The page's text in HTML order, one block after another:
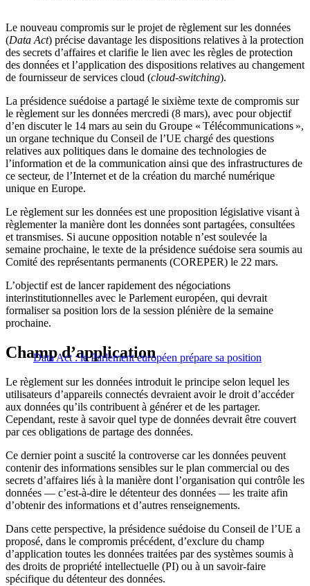
Le nouveau compromis sur le projet de règlement sur les données
(Data Act) précise davantage les dispositions relatives à la protection
des secrets d’affaires et clarifie le lien avec les règles de protection
des données et l’application des dispositions relatives au changement
de fournisseur de services cloud (cloud-switching).
La présidence suédoise a partagé le sixième texte de compromis sur
le règlement sur les données mercredi (8 mars), avec pour objectif
d’en discuter le 14 mars au sein du Groupe « Télécommunications »,
un organe technique du Conseil de l’UE chargé des questions
relatives aux politiques dans le domaine des technologies de
l’information et de la communication ainsi que des infrastructures de
ce secteur, de l’Internet et de la création du marché numérique
unique en Europe.
Le règlement sur les données est une proposition législative visant à
règlementer la manière dont les données sont partagées, consultées
et transmises. Si aucune opposition notable n’est soulevée la
semaine prochaine, le texte de la présidence suédoise sera soumis au
Comité des représentants permanents (COREPER) le 22 mars.
L’objectif est de lancer rapidement des négociations
interinstitutionnelles avec le Parlement européen, qui devrait
formaliser sa position lors de la session plénière de la semaine
prochaine.
Data Act : le Parlement européen prépare sa position
Champ d’application
Le règlement sur les données introduit le principe selon lequel les
utilisateurs d’appareils connectés devraient avoir le droit d’accéder
aux données qu’ils contribuent à générer et de les partager.
Cependant, reste à savoir quel type de données devrait être couvert
par ces obligations de partage des données.
Ce dernier point a suscité la controverse car les données peuvent
contenir des informations sensibles sur le plan commercial ou des
secrets d’affaires liés à la manière dont l’organisation qui contrôle les
données — c’est-à-dire le détenteur des données — les traite afin
d’obtenir des informations et d’autres renseignements.
Dans cette perspective, la présidence suédoise du Conseil de l’UE a
proposé, dans le compromis précédent, d’exclure du champ
d’application toutes les données traitées par des systèmes soumis à
des droits de propriété intellectuelle (PI) ou à un savoir-faire
spécifique du détenteur des données.